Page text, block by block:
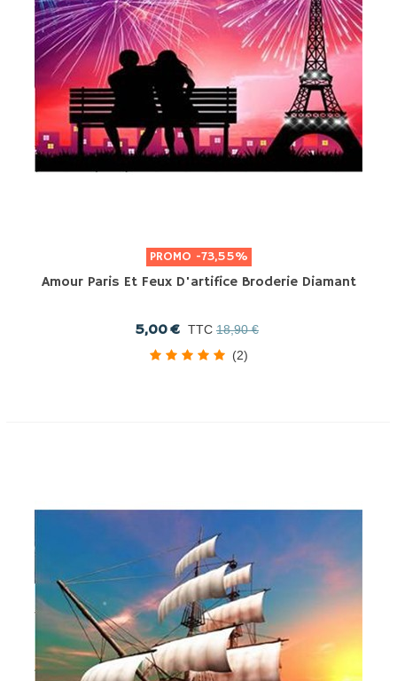
PROMO -73,55%
Amour Paris Et Feux D'artifice Broderie Diamant
5,00 € TTC 18,90 €
(2)